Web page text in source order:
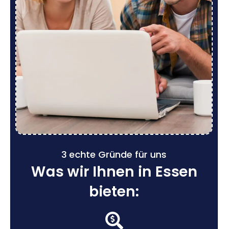
3 echte Gründe für uns
Was wir Ihnen in Essen
bieten: